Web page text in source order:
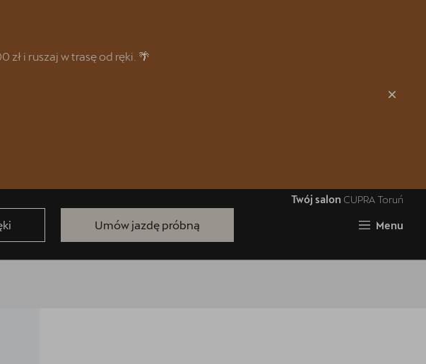
zł i ruszaj w trasę od ręki. 🌴
Twój salon CUPRA Toruń
Umów jazdę próbną Menu
Bezpłatna jazda próbna
Przetestuj model z wybranym silnikiem